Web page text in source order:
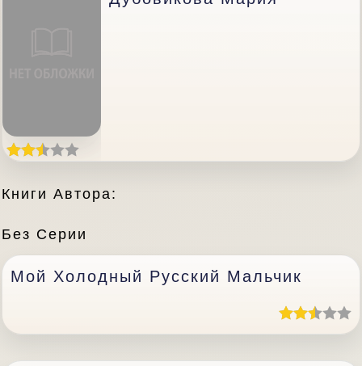
Книги Автора:
Без Серии
Мой Холодный Русский Мальчик